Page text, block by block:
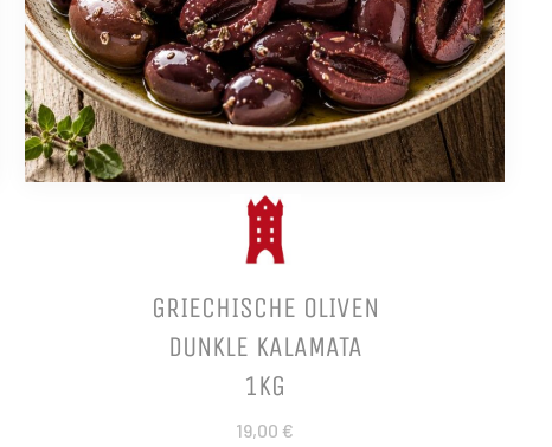
GRIECHISCHE OLIVEN
DUNKLE KALAMATA
1KG
19,00 €